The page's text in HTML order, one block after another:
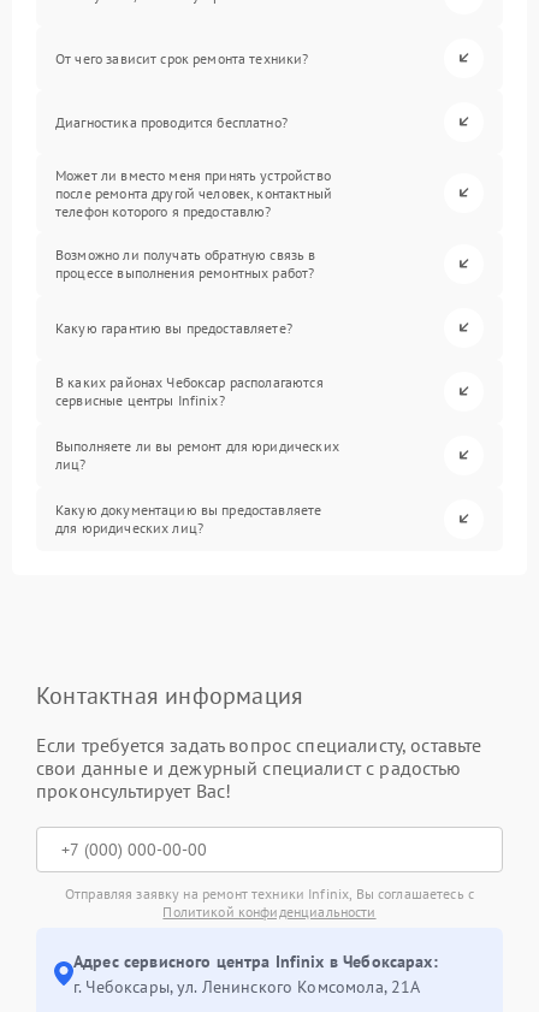
От чего зависит срок ремонта техники?
Диагностика проводится бесплатно?
Может ли вместо меня принять устройство
после ремонта другой человек, контактный
телефон которого я предоставлю?
Возможно ли получать обратную связь в
процессе выполнения ремонтных работ?
Какую гарантию вы предоставляете?
В каких районах Чебоксар располагаются
сервисные центры Infinix?
Выполняете ли вы ремонт для юридических
лиц?
Какую документацию вы предоставляете
для юридических лиц?
Контактная информация
Если требуется задать вопрос специалисту, оставьте
свои данные и дежурный специалист с радостью
проконсультирует Вас!
Отправляя заявку на ремонт техники Infinix, Вы соглашаетесь с
Политикой конфиденциальности
Адрес сервисного центра Infinix в Чебоксарах:
г. Чебоксары, ул. Ленинского Комсомола, 21А